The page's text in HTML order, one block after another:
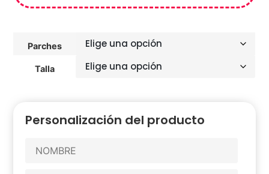
Parches
Talla
Personalización del producto